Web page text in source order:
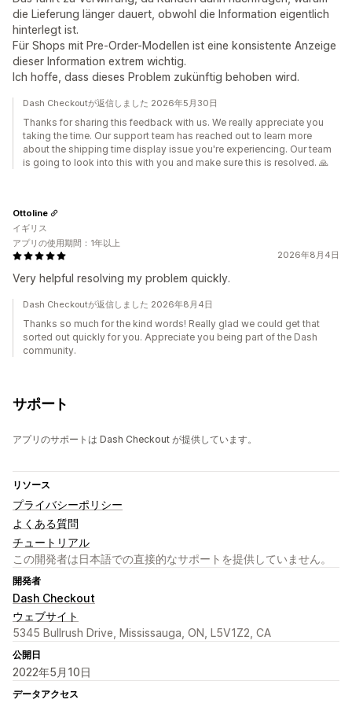
die Lieferung länger dauert, obwohl die Information eigentlich
hinterlegt ist.
Für Shops mit Pre-Order-Modellen ist eine konsistente Anzeige
dieser Information extrem wichtig.
Ich hoffe, dass dieses Problem zukünftig behoben wird.
Dash Checkoutが返信しました 2026年5月30日
Thanks for sharing this feedback with us. We really appreciate you
taking the time. Our support team has reached out to learn more
about the shipping time display issue you're experiencing. Our team
is going to look into this with you and make sure this is resolved. 🙏
2026年8月4日
Very helpful resolving my problem quickly.
Ottoline
イギリス
アプリの使用期間：1年以上
Dash Checkoutが返信しました 2026年8月4日
Thanks so much for the kind words! Really glad we could get that
sorted out quickly for you. Appreciate you being part of the Dash
community.
サポート
アプリのサポートは Dash Checkout が提供しています。
リソース
プライバシーポリシー
よくある質問
チュートリアル
この開発者は日本語での直接的なサポートを提供していません。
開発者
Dash Checkout
ウェブサイト
5345 Bullrush Drive, Mississauga, ON, L5V1Z2, CA
公開日
2022年5月10日
データアクセス